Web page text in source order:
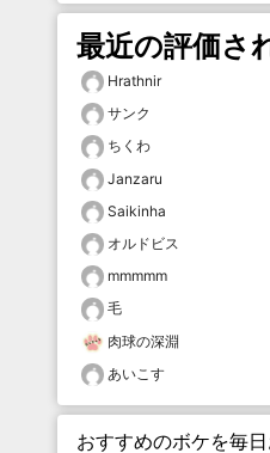
最近の評価さ
Hrathnir
サンク
ちくわ
Janzaru
Saikinha
オルドビス
mmmmm
毛
肉球の深淵
あいこす
おすすめのボケを毎